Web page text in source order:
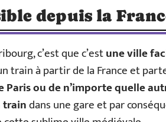
depuis la
c’est que c’estune ville
train à partir de la France et
Paris ou de n’importe quelle
traindans une gare et par